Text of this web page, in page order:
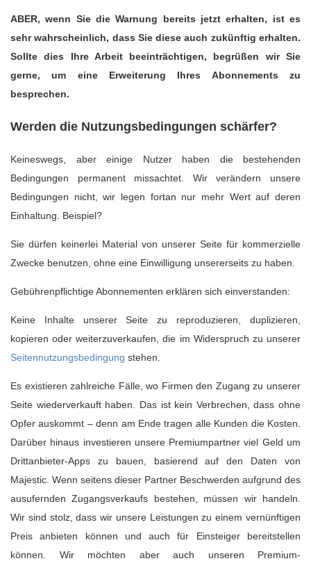
ABER, wenn Sie die Warnung bereits jetzt erhalten, ist es
sehr wahrscheinlich, dass Sie diese auch zukünftig erhalten.
Sollte dies Ihre Arbeit beeinträchtigen, begrüßen wir Sie
gerne, um eine Erweiterung Ihres Abonnements zu
besprechen.
Werden die Nutzungsbedingungen schärfer?
Keineswegs, aber einige Nutzer haben die bestehenden
Bedingungen permanent missachtet. Wir verändern unsere
Bedingungen nicht, wir legen fortan nur mehr Wert auf deren
Einhaltung. Beispiel?
Sie dürfen keinerlei Material von unserer Seite für kommerzielle
Zwecke benutzen, ohne eine Einwilligung unsererseits zu haben.
Gebührenpflichtige Abonnementen erklären sich einverstanden:
Keine Inhalte unserer Seite zu reproduzieren, duplizieren,
kopieren oder weiterzuverkaufen, die im Widerspruch zu unserer
Seitennutzungsbedingung stehen.
Es existieren zahlreiche Fälle, wo Firmen den Zugang zu unserer
Seite wiederverkauft haben. Das ist kein Verbrechen, dass ohne
Opfer auskommt – denn am Ende tragen alle Kunden die Kosten.
Darüber hinaus investieren unsere Premiumpartner viel Geld um
Drittanbieter-Apps zu bauen, basierend auf den Daten von
Majestic. Wenn seitens dieser Partner Beschwerden aufgrund des
ausufernden Zugangsverkaufs bestehen, müssen wir handeln.
Wir sind stolz, dass wir unsere Leistungen zu einem vernünftigen
Preis anbieten können und auch für Einsteiger bereitstellen
können. Wir möchten aber auch unseren Premium-